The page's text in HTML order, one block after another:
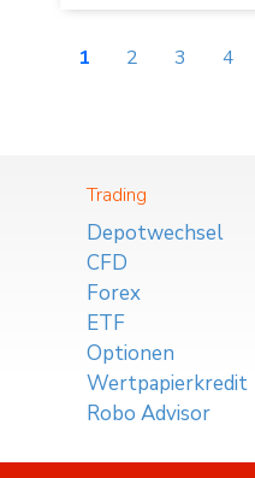
1 2 3 4
Trading
Depotwechsel
CFD
Forex
ETF
Optionen
Wertpapierkredit
Robo Advisor